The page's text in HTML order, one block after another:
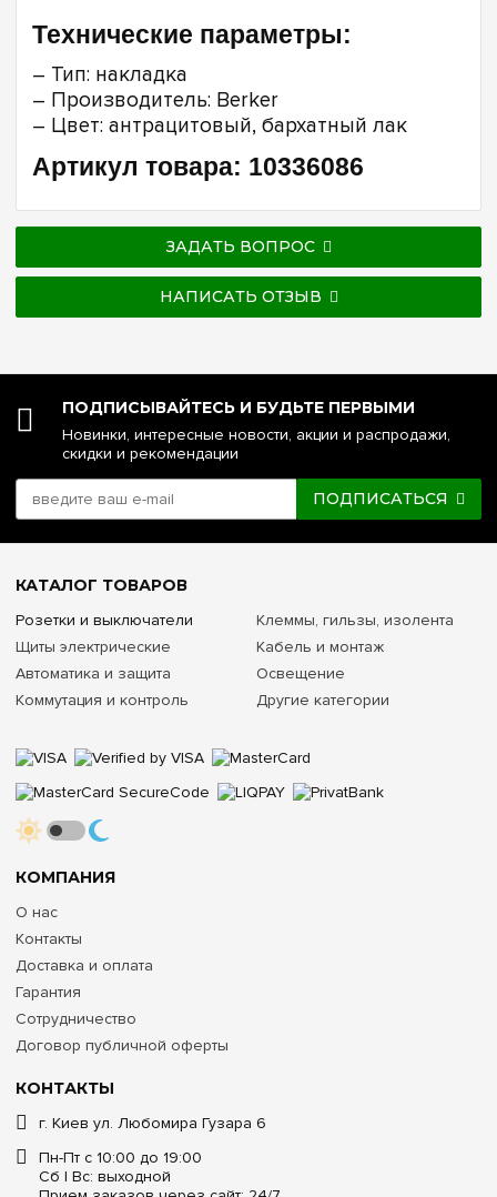
Технические параметры:
– Тип: накладка
– Производитель: Berker
– Цвет: антрацитовый, бархатный лак
Артикул товара: 10336086
ЗАДАТЬ ВОПРОС
НАПИСАТЬ ОТЗЫВ
ПОДПИСЫВАЙТЕСЬ И БУДЬТЕ ПЕРВЫМИ
Новинки, интересные новости, акции и распродажи,
скидки и рекомендации
ПОДПИСАТЬСЯ
КОНТАКТЫ
г. Киев ул. Любомира Гузара 6
Пн-Пт с 10:00 до 19:00
Сб | Вс: выходной
КОМПАНИЯ
О нас
Контакты
Доставка и оплата
Гарантия
Сотрудничество
Договор публичной оферты
КАТАЛОГ ТОВАРОВ
Розетки и выключатели
Щиты электрические
Автоматика и защита
Коммутация и контроль
Клеммы, гильзы, изолента
Кабель и монтаж
Освещение
Другие категории